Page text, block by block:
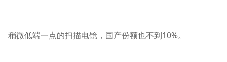
稍微低端一点的扫描电镜，国产份额也不到10%。